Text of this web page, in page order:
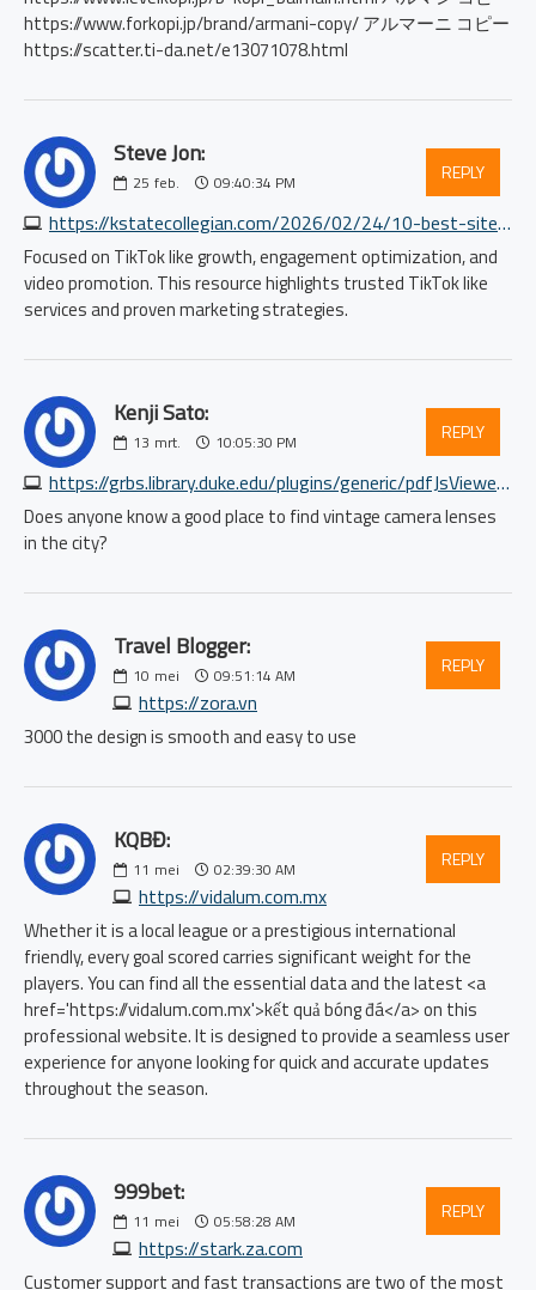
https://www.forkopi.jp/brand/armani-copy/ アルマーニ コピー
https://scatter.ti-da.net/e13071078.html
Steve Jon:
25 feb. 09:40:34 PM
https://kstatecollegian.com/2026/02/24/10-best-sites-to-buy-tiktok-likes-in-2026-real-exclusive
REPLY
Focused on TikTok like growth, engagement optimization, and
video promotion. This resource highlights trusted TikTok like
services and proven marketing strategies.
Kenji Sato:
13 mrt. 10:05:30 PM
https://grbs.library.duke.edu/plugins/generic/pdfJsViewer/pdf.js/web/viewer.html?file=%2Findex.php%2Findex%2Flogin%2FsignOut%3Fsource%3D%2Etalkbigbrother%2Ecom&io0=885798338199754
REPLY
Does anyone know a good place to find vintage camera lenses
in the city?
Travel Blogger:
10 mei 09:51:14 AM
https://zora.vn
REPLY
3000 the design is smooth and easy to use
KQBĐ:
11 mei 02:39:30 AM
https://vidalum.com.mx
REPLY
Whether it is a local league or a prestigious international
friendly, every goal scored carries significant weight for the
players. You can find all the essential data and the latest <a
href='https://vidalum.com.mx'>kết quả bóng đá</a> on this
professional website. It is designed to provide a seamless user
experience for anyone looking for quick and accurate updates
throughout the season.
999bet:
11 mei 05:58:28 AM
https://stark.za.com
REPLY
Customer support and fast transactions are two of the most